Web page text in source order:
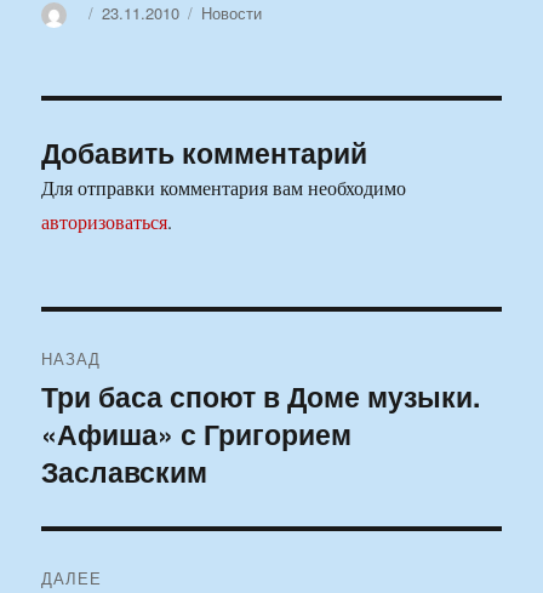
АвторОпубликовано
23.11.2010 Рубрики
Новости
Добавить комментарий
Для отправки комментария вам необходимо
авторизоваться.
по
записям
НАЗАД
Предыдущая
запись:
Три баса споют в Доме музыки.
«Афиша» с Григорием
Заславским
ДАЛЕЕ